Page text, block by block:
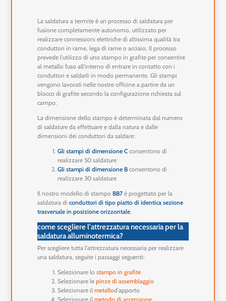
La saldatura a termite è un processo di saldatura per
fusione completamente autonomo, utilizzato per
realizzare connessioni elettriche di altissima qualità tra
conduttori in rame, lega di rame o acciaio. Il processo
prevede l'utilizzo di uno stampo in grafite per consentire
al metallo fuso all'interno di entrare in contatto con i
conduttori e saldarli in modo permanente. Gli stampi
vengono lavorati nelle nostre officine a partire da un
blocco di grafite secondo la configurazione richiesta sul
campo.
La dimensione dello stampo è determinata dal numero
di saldature da effettuare e dalla natura e dalle
dimensioni dei conduttori da saldare:
Gli stampi di dimensione C consentono di
realizzare 50 saldature
Gli stampi di dimensione B consentono di
realizzare 30 saldature
Il nostro modello di stampo BB7 è progettato per la
saldatura diconduttori di tipo piatto di identica sezione
trasversale in posizione orizzontale.
come scegliere l'attrezzatura necessaria per la
saldatura alluminotermica?
Per scegliere tutta l'attrezzatura necessaria per realizzare
una saldatura, seguite i passaggi seguenti:
Selezionare lostampo in grafite
Selezionare lepinze di assemblaggio
Selezionare ilmetallod'apporto
Selezionare ilmetodo di accensione